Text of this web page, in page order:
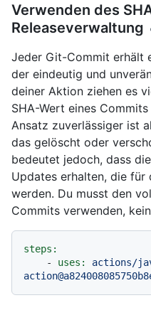
Verwenden des
Releaseverwaltung
Jeder Git-Commit erhält
der eindeutig und
deiner Aktion ziehen es
SHA-Wert eines
Ansatz zuverlässiger ist
das gelöscht oder
bedeutet jedoch, dass
Updates erhalten, die
werden. Du musst den
Commits verwenden,
steps:
-
uses:
actions/